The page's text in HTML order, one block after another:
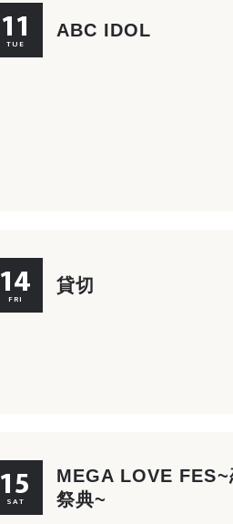
11
TUE
ABC IDOL
14
FRI
貸切
15
SAT
MEGA LOVE
祭典~